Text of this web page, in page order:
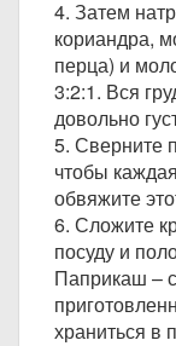
4. Затем
кориандра,
перца) и
3:2:1. Вся
довольно
5. Сверните
чтобы
обвяжите
6. Сложите
посуду и
Паприкаш –
храниться в